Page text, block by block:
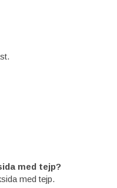
med tejp?
med tejp.